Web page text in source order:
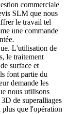
commerciale
SLM que nous
le travail tel
une commande
L'utilisation de
le traitement
surface et
font partie du
demande les
nous utilisons
de superalliages
que l'opération